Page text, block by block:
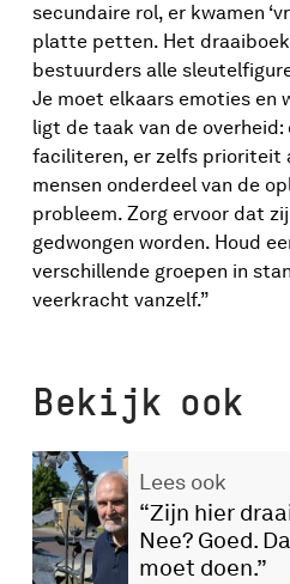
secundaire rol, er kwamen
platte petten. Het
bestuurders alle
Je moet elkaars emoties en
ligt de taak van de
faciliteren, er zelfs prioriteit
mensen onderdeel van de
probleem. Zorg ervoor dat
gedwongen worden. Houd
verschillende groepen in
veerkracht vanzelf.”
Bekijk ook
Lees ook
“Zijn hier
Nee? Goed.
moet doen.”